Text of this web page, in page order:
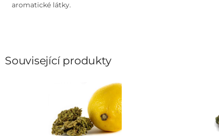
aromatické látky.
Související produkty